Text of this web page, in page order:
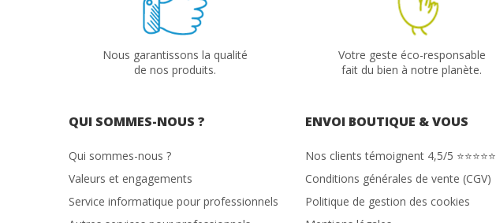
Nous garantissons la qualité
de nos produits.
Votre geste éco-responsable
fait du bien à notre planète.
QUI SOMMES-NOUS ?
Qui sommes-nous ?
Valeurs et engagements
Service informatique pour professionnels
ENVOI BOUTIQUE & VOUS
Nos clients témoignent 4,5/5 ⭐⭐⭐⭐⭐
Conditions générales de vente (CGV)
Politique de gestion des cookies